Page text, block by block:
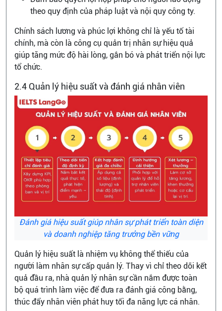
theo quy định của pháp luật và nội quy công ty.
Chính sách lương và phúc lợi không chỉ là yếu tố tài
chính, mà còn là công cụ quản trị nhân sự hiệu quả
giúp tăng mức độ hài lòng, gắn bó và phát triển nội lực
tổ chức.
2.4 Quản lý hiệu suất và đánh giá nhân viên
Đánh giá hiệu suất giúp nhân sự phát triển toàn diện
và doanh nghiệp tăng trưởng bền vững
Quản lý hiệu suất là nhiệm vụ không thể thiếu của
người làm nhân sự cấp quản lý. Thay vì chỉ theo dõi kết
quả đầu ra, nhà quản lý nhân sự cần nắm được toàn
bộ quá trình làm việc để đưa ra đánh giá công bằng,
thúc đẩy nhân viên phát huy tối đa năng lực cá nhân.